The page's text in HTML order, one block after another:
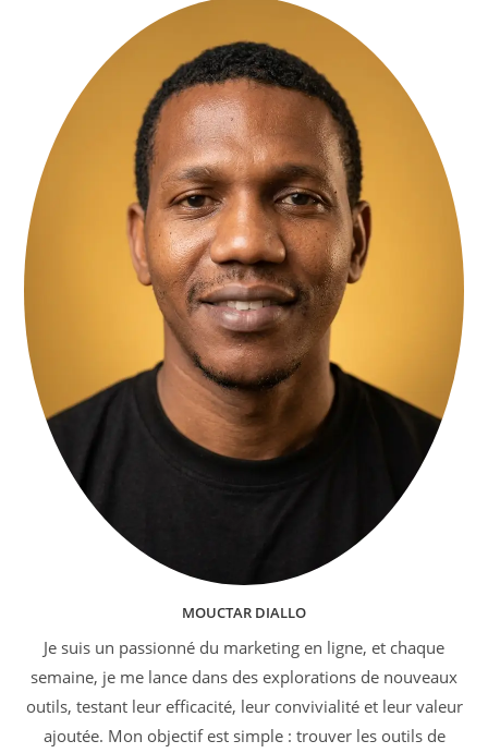
MOUCTAR DIALLO
Je suis un passionné du marketing en ligne, et chaque
semaine, je me lance dans des explorations de nouveaux
outils, testant leur efficacité, leur convivialité et leur valeur
ajoutée. Mon objectif est simple : trouver les outils de